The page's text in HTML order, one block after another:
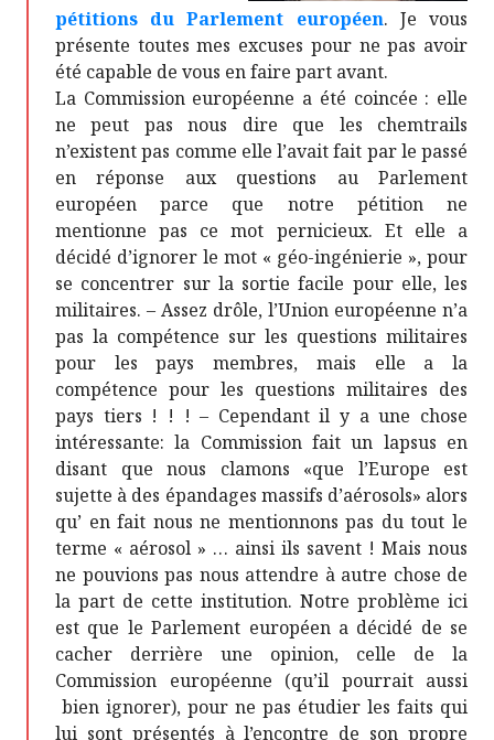
pétitions du Parlement européen. Je vous
présente toutes mes excuses pour ne pas avoir
été capable de vous en faire part avant.
La Commission européenne a été coincée : elle
ne peut pas nous dire que les chemtrails
n’existent pas comme elle l’avait fait par le passé
en réponse aux questions au Parlement
européen parce que notre pétition ne
mentionne pas ce mot pernicieux. Et elle a
décidé d’ignorer le mot « géo-ingénierie », pour
se concentrer sur la sortie facile pour elle, les
militaires. – Assez drôle, l’Union européenne n’a
pas la compétence sur les questions militaires
pour les pays membres, mais elle a la
compétence pour les questions militaires des
pays tiers ! ! ! – Cependant il y a une chose
intéressante: la Commission fait un lapsus en
disant que nous clamons «que l’Europe est
sujette à des épandages massifs d’aérosols» alors
qu’ en fait nous ne mentionnons pas du tout le
terme « aérosol » … ainsi ils savent ! Mais nous
ne pouvions pas nous attendre à autre chose de
la part de cette institution. Notre problème ici
est que le Parlement européen a décidé de se
cacher derrière une opinion, celle de la
Commission européenne (qu’il pourrait aussi
bien ignorer), pour ne pas étudier les faits qui
lui sont présentés à l’encontre de son propre